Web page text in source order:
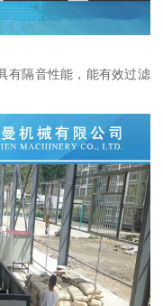
有隔音性能，能有效过滤